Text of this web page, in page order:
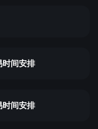
时间安排
时间安排